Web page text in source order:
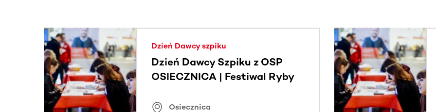
Ta sekcja zawiera treści przewijane w poziomie. Użyj klawisza Tab lub przesuń palcem, aby zobaczyć
Dzień Dawcy szpiku
Dzień Dawcy Szpiku z OSP
OSIECZNICA | Festiwal Ryby
Osiecznica